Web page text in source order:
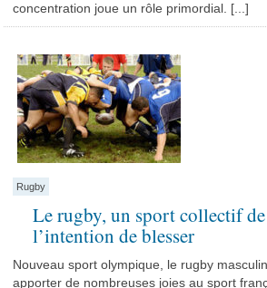
concentration joue un rôle primordial. [...]
Rugby
Le rugby, un sport collectif de
l’intention de blesser
Nouveau sport olympique, le rugby
apporter de nombreuses joies au sport